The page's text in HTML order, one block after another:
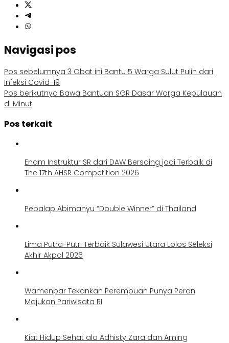
Navigasi pos
Pos sebelumnya 3 Obat ini Bantu 5 Warga Sulut Pulih dari
Infeksi Covid-19
Pos berikutnya Bawa Bantuan SGR Dasar Warga Kepulauan
di Minut
Pos terkait
Enam Instruktur SR dari DAW Bersaing jadi Terbaik di
The 17th AHSR Competition 2026
Pebalap Abimanyu “Double Winner” di Thailand
Lima Putra-Putri Terbaik Sulawesi Utara Lolos Seleksi
Akhir Akpol 2026
Wamenpar Tekankan Perempuan Punya Peran
Majukan Pariwisata RI
Kiat Hidup Sehat ala Adhisty Zara dan Aming